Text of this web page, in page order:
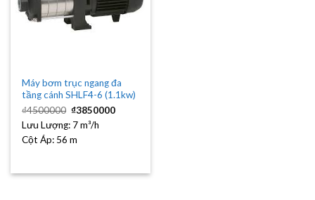
Máy bơm trục ngang đa
tầng cánh SHLF4-6 (1.1kw)
₫4500000 Giá
gốc
là:
₫3850000Giá
hiện
Lưu Lượng: 7 m³/h
Cột Áp: 56 m